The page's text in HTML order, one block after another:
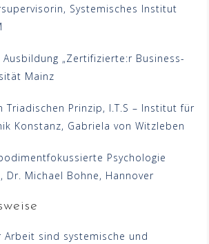
Systemisches Institut
„Zertifizierte:r Business-
Mainz
Triadischen Prinzip, I.T.S – Institut für
Konstanz, Gabriela von Witzleben
Psychologie
Dr. Michael Bohne, Hannover
Arbeit sind systemische und